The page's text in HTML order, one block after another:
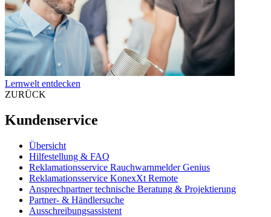
Lernwelt entdecken
ZURÜCK
Kundenservice
Übersicht
Hilfestellung & FAQ
Reklamationsservice Rauchwarnmelder Genius
Reklamationsservice KonexXt Remote
Ansprechpartner technische Beratung & Projektierung
Partner- & Händlersuche
Ausschreibungsassistent